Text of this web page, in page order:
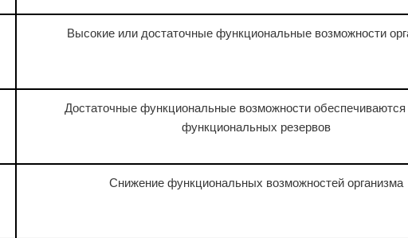
Высокие или достаточные функциональные возможности
Достаточные функциональные возможности обеспечиваются
функциональных резервов
Снижение функциональных возможностей организма